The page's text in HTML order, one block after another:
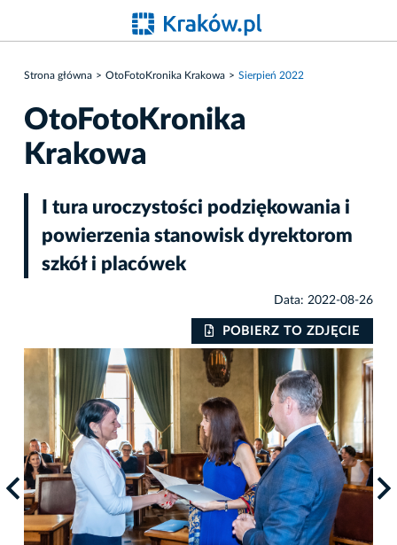
Strona główna OtoFotoKronika Krakowa Sierpień 2022
OtoFotoKronika
Krakowa
I tura uroczystości podziękowania i
powierzenia stanowisk dyrektorom
szkół i placówek
Data: 2022-08-26
POBIERZ TO ZDJĘCIE